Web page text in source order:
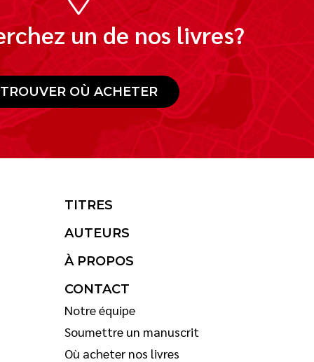
un de nos livres?
TROUVER OÙ ACHETER
TITRES
AUTEURS
À PROPOS
CONTACT
Notre équipe
Soumettre un manuscrit
Où acheter nos livres